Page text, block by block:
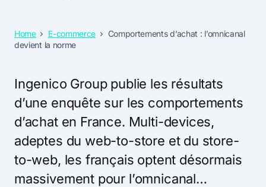
Home E-commerce
Comportements d’achat : l’omnicanal
devient la norme
Ingenico Group publie les résultats
d’une enquête sur les comportements
d’achat en France. Multi-devices,
adeptes du web-to-store et du store-
to-web, les français optent désormais
massivement pour l’omnicanal…